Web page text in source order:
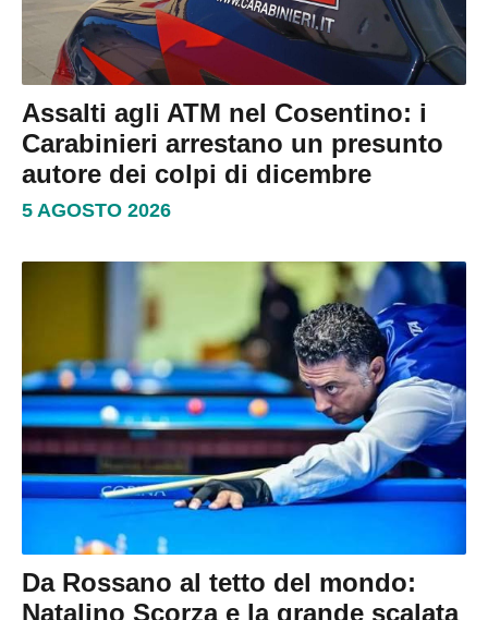
Assalti agli ATM nel Cosentino: i
Carabinieri arrestano un presunto
autore dei colpi di dicembre
5 AGOSTO 2026
Da Rossano al tetto del mondo:
Natalino Scorza e la grande scalata